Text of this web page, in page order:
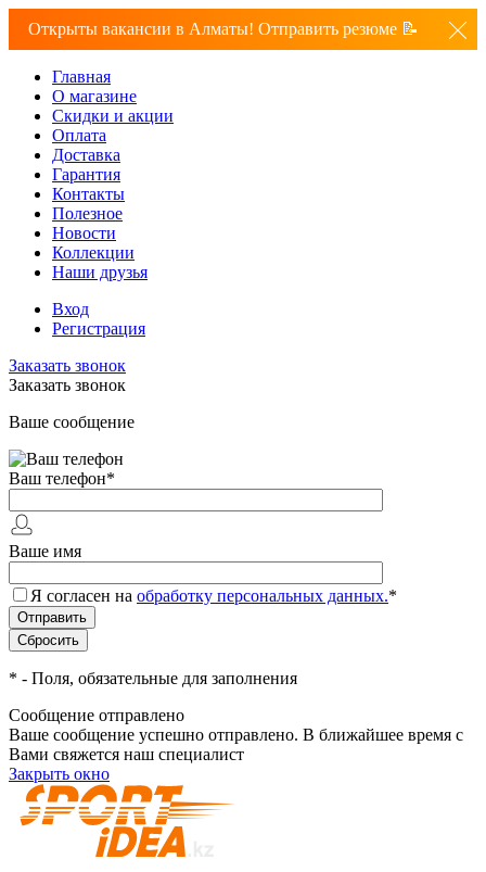
Открыты вакансии в Алматы! Отправить резюме 📝
Главная
О магазине
Скидки и акции
Оплата
Доставка
Гарантия
Контакты
Полезное
Новости
Коллекции
Наши друзья
Вход
Регистрация
Заказать звонок
Заказать звонок
Ваше сообщение
Ваш телефон*
Ваше имя
Я согласен на обработку персональных данных.*
* - Поля, обязательные для заполнения
Сообщение отправлено
Ваше сообщение успешно отправлено. В ближайшее время с
Вами свяжется наш специалист
Закрыть окно